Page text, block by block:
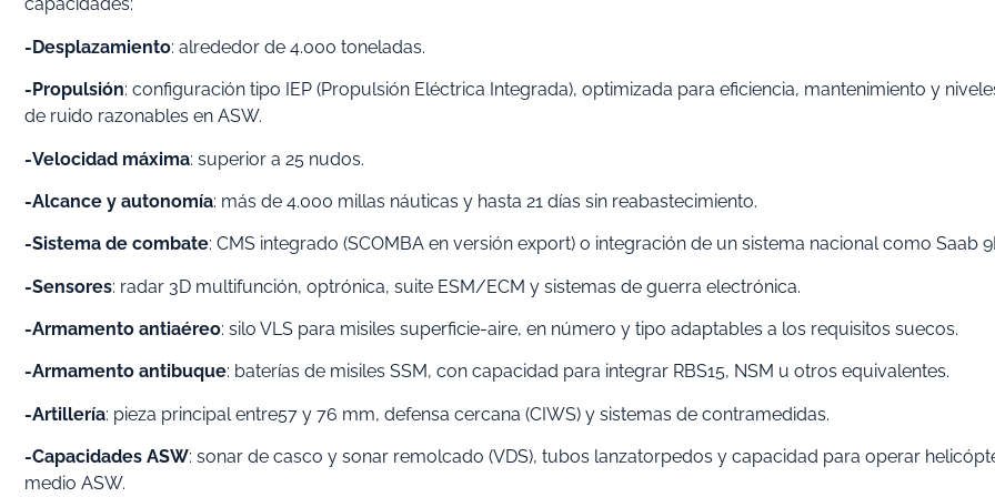
capacidades:
-Desplazamiento: alrededor de 4.000 toneladas.
-Propulsión: configuración tipo IEP (Propulsión Eléctrica Integrada), optimizada para eficiencia, mantenimiento y
de ruido razonables en ASW.
-Velocidad máxima: superior a 25 nudos.
-Alcance y autonomía: más de 4.000 millas náuticas y hasta 21 días sin reabastecimiento.
-Sistema de combate: CMS integrado (SCOMBA en versión export) o integración de un sistema nacional como Saab
-Sensores: radar 3D multifunción, optrónica, suite ESM/ECM y sistemas de guerra electrónica.
-Armamento antiaéreo: silo VLS para misiles superficie‑aire, en número y tipo adaptables a los requisitos suecos.
-Armamento antibuque: baterías de misiles SSM, con capacidad para integrar RBS15, NSM u otros equivalentes.
-Artillería: pieza principal entre57 y 76 mm, defensa cercana (CIWS) y sistemas de contramedidas.
-Capacidades ASW: sonar de casco y sonar remolcado (VDS), tubos lanzatorpedos y capacidad para operar
medio ASW.